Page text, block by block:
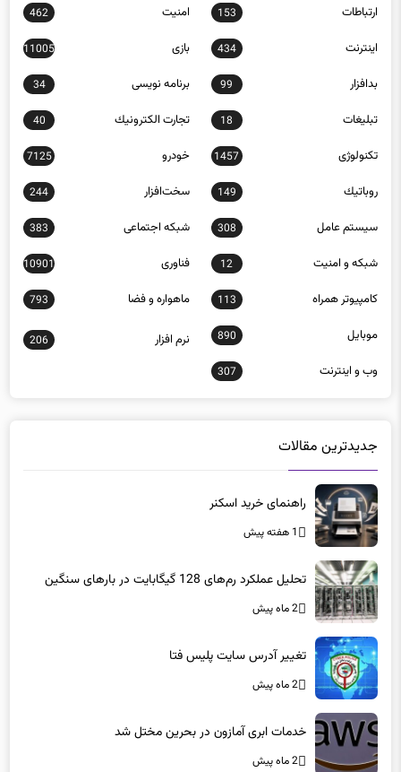
اينترنت 434 بازی 11005
بدافزار 99 برنامه نويسی 34
تبلیغات 18 تجارت الكترونيك 40
تکنولوژی 1457 خودرو 7125
روباتيك 149 سخت‌افزار 244
سيستم عامل 308 شبكه اجتماعی 383
شبكه و امنيت 12 فناوری 10901
كامپيوتر همراه 113 ماهواره و فضا 793
موبايل 890
206
وب و اينترنت 307
راهنمای خرید اسکنر
1 هفته پیش
2 ماه پیش
2 ماه پیش
2 ماه پیش